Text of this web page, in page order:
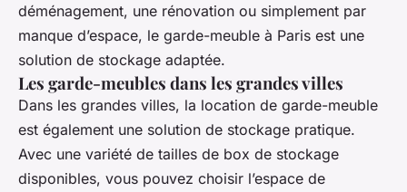
déménagement, une rénovation ou simplement par
manque d’espace, le garde-meuble à Paris est une
solution de stockage adaptée.
Les garde-meubles dans les grandes villes
Dans les grandes villes, la location de garde-meuble
est également une solution de stockage pratique.
Avec une variété de tailles de box de stockage
disponibles, vous pouvez choisir l’espace de